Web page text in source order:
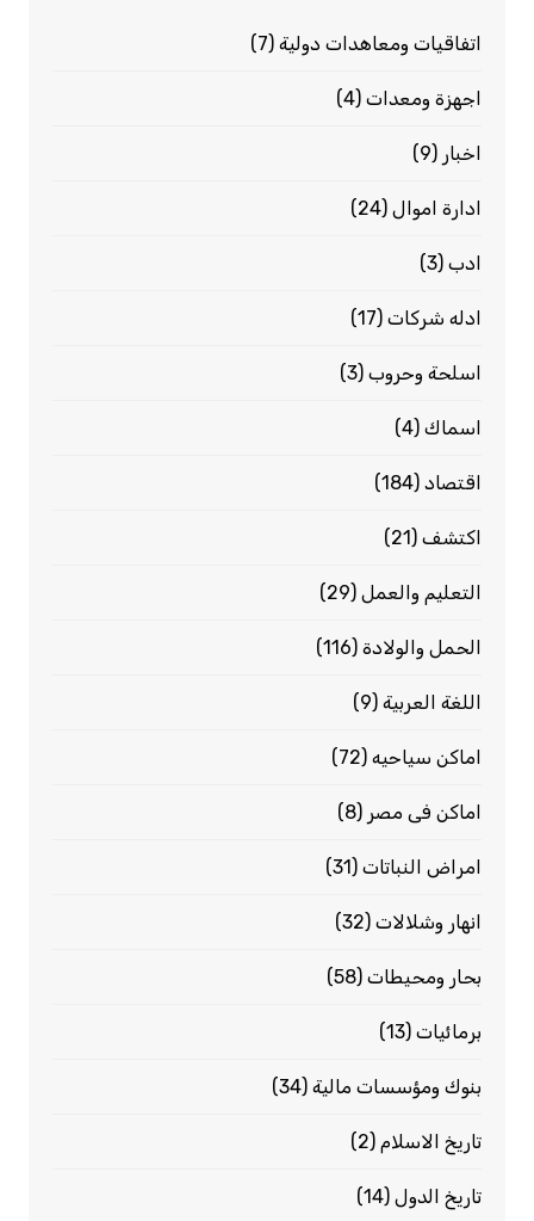
اتفاقيات ومعاهدات دولية(7)
اجهزة ومعدات(4)
اخبار (9)
ادارة اموال(24)
ادب(3)
ادله شركات(17)
اسلحة وحروب(3)
اسماك(4)
اقتصاد(184)
اكتشف(21)
التعليم والعمل(29)
الحمل والولادة(116)
اللغة العربية(9)
اماكن سياحيه(72)
اماكن فى مصر (8)
امراض النباتات(31)
انهار وشلالات(32)
بحار ومحيطات(58)
برمائيات(13)
بنوك ومؤسسات مالية(34)
تاريخ الاسلام(2)
تاريخ الدول(14)